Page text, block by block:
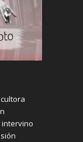
intervino